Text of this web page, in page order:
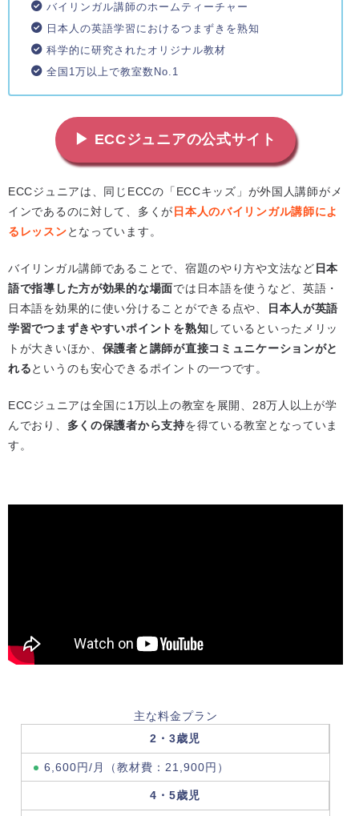
バイリンガル講師のホームティーチャー
日本人の英語学習におけるつまずきを熟知
科学的に研究されたオリジナル教材
全国1万以上で教室数No.1
▶ ECCジュニアの公式サイト
ECCジュニアは、同じECCの「ECCキッズ」が外国人講師がメ
インであるのに対して、多くが 日本人のバイリンガル講師によ
るレッスンとなっています。
バイリンガル講師であることで、宿題のやり方や文法など 日本
語で指導した方が効果的な場面では日本語を使うなど、英語・
日本語を効果的に使い分けることができる点や、
日本人が英語
学習でつまずきやすいポイントを熟知しているといったメリッ
トが大きいほか、 保護者と講師が直接コミュニケーションがと
れるというのも安心できるポイントの一つです。
ECCジュニアは全国に1万以上の教室を展開、28万人以上が学
んでおり、 多くの保護者から支持を得ている教室となっていま
す。
主な料金プラン
2・3歳児
6,600円/月（教材費：21,900円）
4・5歳児